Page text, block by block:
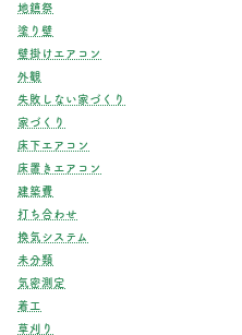
地鎮祭
塗り壁
壁掛けエアコン
外観
失敗しない家づくり
家づくり
床下エアコン
床置きエアコン
建築費
打ち合わせ
換気システム
未分類
気密測定
着工
草刈り